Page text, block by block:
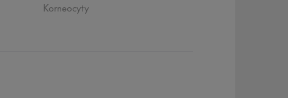
Korneocyty